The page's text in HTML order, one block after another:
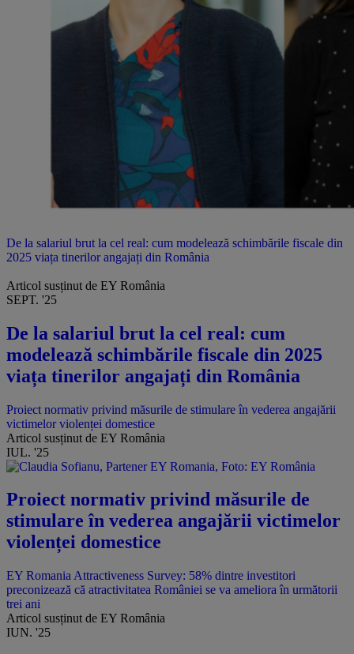
De la salariul brut la cel real: cum modelează schimbările fiscale din
2025 viața tinerilor angajați din România
Articol susținut de EY România
SEPT. '25
De la salariul brut la cel real: cum
modelează schimbările fiscale din 2025
viața tinerilor angajați din România
Proiect normativ privind măsurile de stimulare în vederea angajării
victimelor violenței domestice
Articol susținut de EY România
IUL. '25
Proiect normativ privind măsurile de
stimulare în vederea angajării victimelor
violenței domestice
EY Romania Attractiveness Survey: 58% dintre investitori
preconizează că atractivitatea României se va ameliora în următorii
trei ani
Articol susținut de EY România
IUN. '25